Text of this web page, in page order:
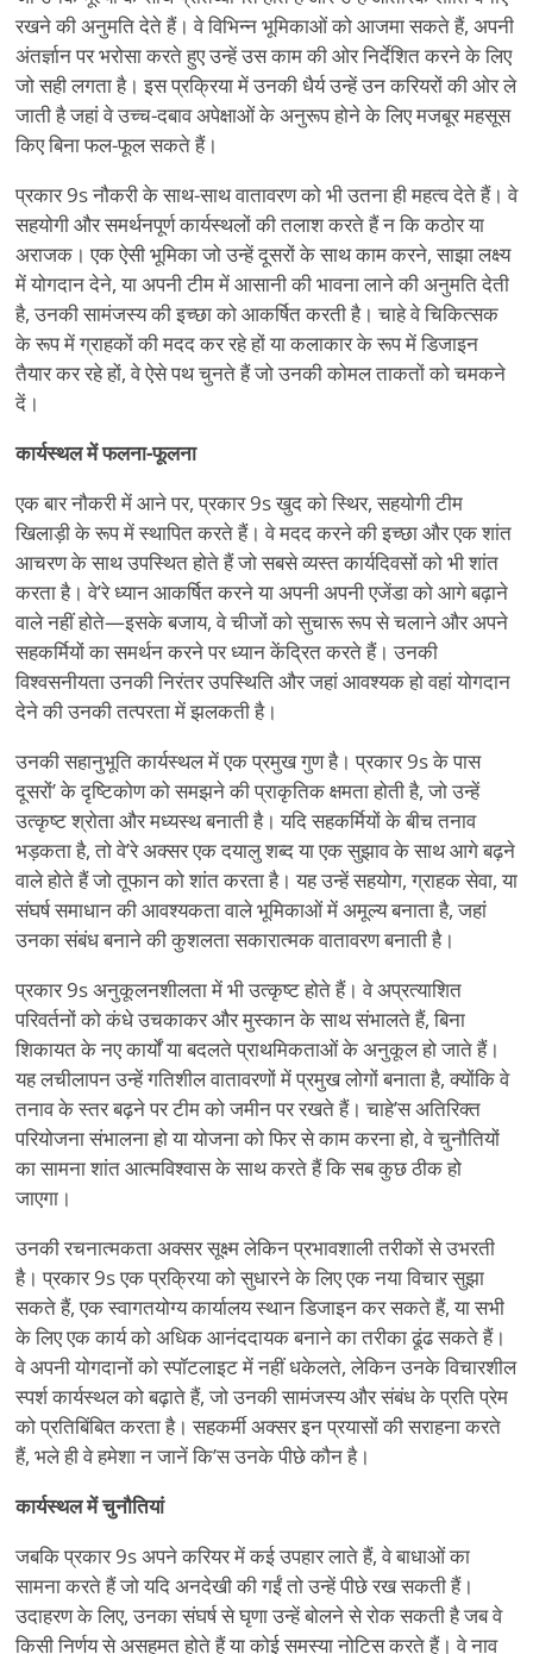
रखने की अनुमति देते हैं। वे विभिन्न भूमिकाओं को आजमा सकते हैं, अपनी
अंतर्ज्ञान पर भरोसा करते हुए उन्हें उस काम की ओर निर्देशित करने के लिए
जो सही लगता है। इस प्रक्रिया में उनकी धैर्य उन्हें उन करियरों की ओर ले
जाती है जहां वे उच्च-दबाव अपेक्षाओं के अनुरूप होने के लिए मजबूर महसूस
किए बिना फल-फूल सकते हैं।
प्रकार 9s नौकरी के साथ-साथ वातावरण को भी उतना ही महत्व देते हैं। वे
सहयोगी और समर्थनपूर्ण कार्यस्थलों की तलाश करते हैं न कि कठोर या
अराजक। एक ऐसी भूमिका जो उन्हें दूसरों के साथ काम करने, साझा लक्ष्य
में योगदान देने, या अपनी टीम में आसानी की भावना लाने की अनुमति देती
है, उनकी सामंजस्य की इच्छा को आकर्षित करती है। चाहे वे चिकित्सक
के रूप में ग्राहकों की मदद कर रहे हों या कलाकार के रूप में डिजाइन
तैयार कर रहे हों, वे ऐसे पथ चुनते हैं जो उनकी कोमल ताकतों को चमकने
दें।
कार्यस्थल में फलना-फूलना
एक बार नौकरी में आने पर, प्रकार 9s खुद को स्थिर, सहयोगी टीम
खिलाड़ी के रूप में स्थापित करते हैं। वे मदद करने की इच्छा और एक शांत
आचरण के साथ उपस्थित होते हैं जो सबसे व्यस्त कार्यदिवसों को भी शांत
करता है। वे’रे ध्यान आकर्षित करने या अपनी अपनी एजेंडा को आगे बढ़ाने
वाले नहीं होते—इसके बजाय, वे चीजों को सुचारू रूप से चलाने और अपने
सहकर्मियों का समर्थन करने पर ध्यान केंद्रित करते हैं। उनकी
विश्वसनीयता उनकी निरंतर उपस्थिति और जहां आवश्यक हो वहां योगदान
देने की उनकी तत्परता में झलकती है।
उनकी सहानुभूति कार्यस्थल में एक प्रमुख गुण है। प्रकार 9s के पास
दूसरों’के दृष्टिकोण को समझने की प्राकृतिक क्षमता होती है, जो उन्हें
उत्कृष्ट श्रोता और मध्यस्थ बनाती है। यदि सहकर्मियों के बीच तनाव
भड़कता है, तो वे’रे अक्सर एक दयालु शब्द या एक सुझाव के साथ आगे बढ़ने
वाले होते हैं जो तूफान को शांत करता है। यह उन्हें सहयोग, ग्राहक सेवा, या
संघर्ष समाधान की आवश्यकता वाले भूमिकाओं में अमूल्य बनाता है, जहां
उनका संबंध बनाने की कुशलता सकारात्मक वातावरण बनाती है।
प्रकार 9s अनुकूलनशीलता में भी उत्कृष्ट होते हैं। वे अप्रत्याशित
परिवर्तनों को कंधे उचकाकर और मुस्कान के साथ संभालते हैं, बिना
शिकायत के नए कार्यों या बदलते प्राथमिकताओं के अनुकूल हो जाते हैं।
यह लचीलापन उन्हें गतिशील वातावरणों में प्रमुख लोगों बनाता है, क्योंकि वे
तनाव के स्तर बढ़ने पर टीम को जमीन पर रखते हैं। चाहे’स अतिरिक्त
परियोजना संभालना हो या योजना को फिर से काम करना हो, वे चुनौतियों
का सामना शांत आत्मविश्वास के साथ करते हैं कि सब कुछ ठीक हो
जाएगा।
उनकी रचनात्मकता अक्सर सूक्ष्म लेकिन प्रभावशाली तरीकों से उभरती
है। प्रकार 9s एक प्रक्रिया को सुधारने के लिए एक नया विचार सुझा
सकते हैं, एक स्वागतयोग्य कार्यालय स्थान डिजाइन कर सकते हैं, या सभी
के लिए एक कार्य को अधिक आनंददायक बनाने का तरीका ढूंढ सकते हैं।
वे अपनी योगदानों को स्पॉटलाइट में नहीं धकेलते, लेकिन उनके विचारशील
स्पर्श कार्यस्थल को बढ़ाते हैं, जो उनकी सामंजस्य और संबंध के प्रति प्रेम
को प्रतिबिंबित करता है। सहकर्मी अक्सर इन प्रयासों की सराहना करते
हैं, भले ही वे हमेशा न जानें कि’स उनके पीछे कौन है।
कार्यस्थल में चुनौतियां
जबकि प्रकार 9s अपने करियर में कई उपहार लाते हैं, वे बाधाओं का
सामना करते हैं जो यदि अनदेखी की गईं तो उन्हें पीछे रख सकती हैं।
उदाहरण के लिए, उनका संघर्ष से घृणा उन्हें बोलने से रोक सकती है जब वे
किसी निर्णय से असहमत होते हैं या कोई समस्या नोटिस करते हैं। वे नाव